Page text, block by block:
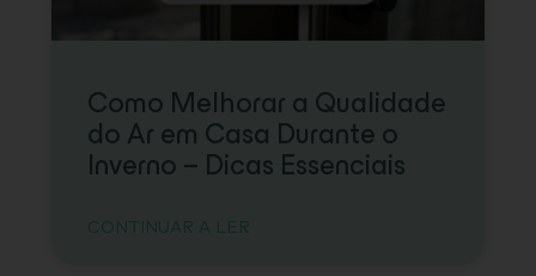
Como Melhorar a Qualidade
do Ar em Casa Durante o
Inverno – Dicas Essenciais
CONTINUAR A LER